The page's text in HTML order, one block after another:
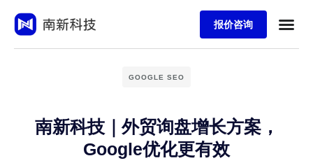
报价咨询
GOOGLE SEO
南新科技｜外贸询盘增长方案，
Google优化更有效